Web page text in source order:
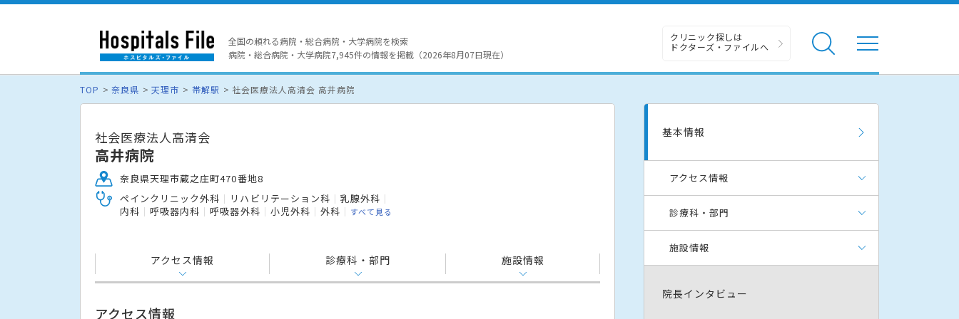
全国の頼れる病院・総合病院・大学病院を検索
病院・総合病院・大学病院7,945件の情報を掲載（2026年8月07日現在）
クリニック探しは
ドクターズ・ファイルへ
TOP 奈良県 天理市 帯解駅 社会医療法人高清会 高井病院
社会医療法人高清会
高井病院
奈良県天理市蔵之庄町470番地8
ペインクリニック外科
リハビリテーション科
乳腺外科
内科
呼吸器内科 呼吸器外科 小児外科 外科 すべて見る
アクセス情報 診療科・部門 施設情報
アクセス情報
基本情報
アクセス情報
診療科・部門
施設情報
院長インタビュー